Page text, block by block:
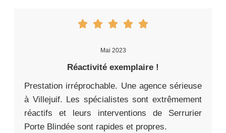
Mai 2023
Réactivité exemplaire !
Prestation irréprochable. Une agence sérieuse
à Villejuif. Les spécialistes sont extrêmement
réactifs et leurs interventions de Serrurier
Porte Blindée sont rapides et propres.